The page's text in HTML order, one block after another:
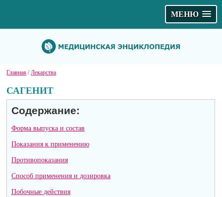
МЕНЮ
Главная /Лекарства
САГЕНИТ
Содержание:
Форма выпуска и состав
Показания к применению
Противопоказания
Способ применения и дозировка
Побочные действия